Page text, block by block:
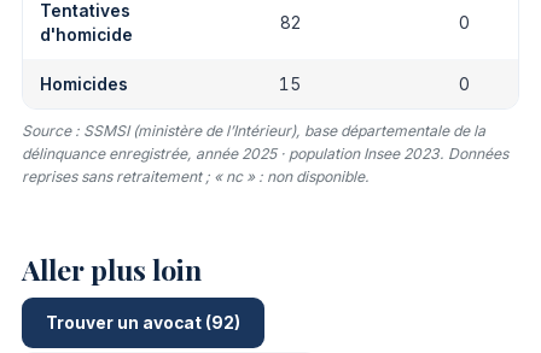
Tentatives
d'homicide
82 0
Homicides 15 0
Source : SSMSI (ministère de l’Intérieur), base départementale de la
délinquance enregistrée, année 2025 · population Insee 2023. Données
reprises sans retraitement ; « nc » : non disponible.
Aller plus loin
Trouver un avocat (92)